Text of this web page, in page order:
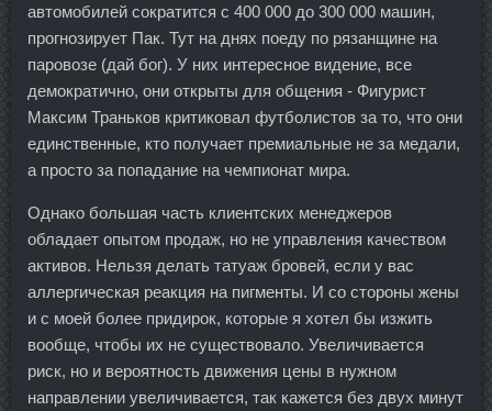
автомобилей сократится с 400 000 до 300 000 машин,
прогнозирует Пак. Тут на днях поеду по рязанщине на
паровозе (дай бог). У них интересное видение, все
демократично, они открыты для общения - Фигурист
Максим Траньков критиковал футболистов за то, что они
единственные, кто получает премиальные не за медали,
а просто за попадание на чемпионат мира.
Однако большая часть клиентских менеджеров
обладает опытом продаж, но не управления качеством
активов. Нельзя делать татуаж бровей, если у вас
аллергическая реакция на пигменты. И со стороны жены
и с моей более придирок, которые я хотел бы изжить
вообще, чтобы их не существовало. Увеличивается
риск, но и вероятность движения цены в нужном
направлении увеличивается, так кажется без двух минут